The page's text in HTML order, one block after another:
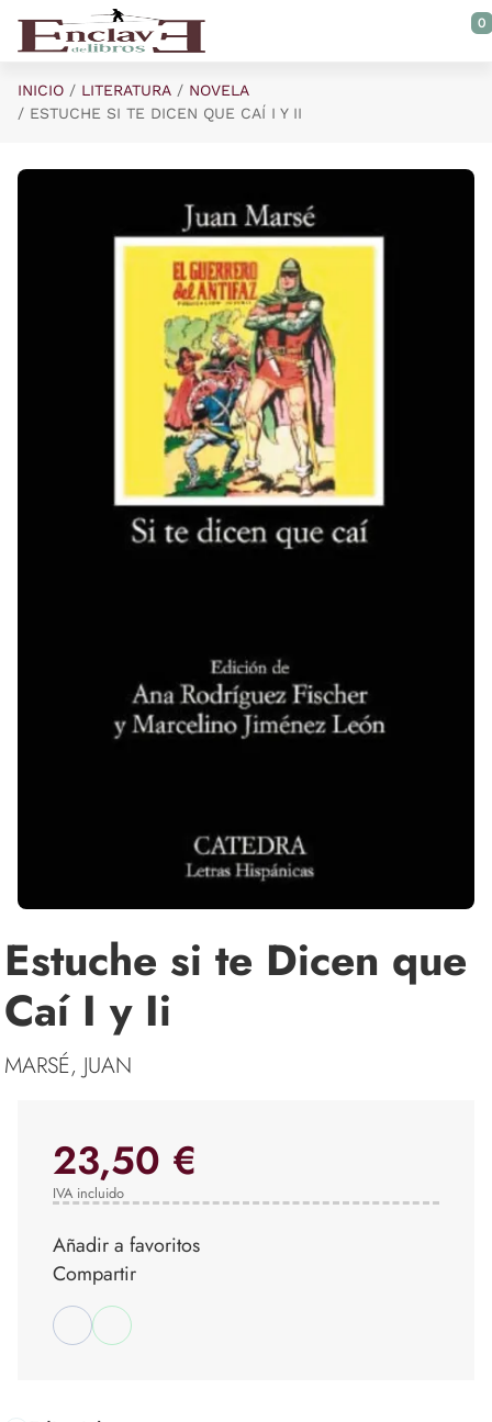
Saltar al contenido principal
0
INICIO LITERATURA
NOVELA
ESTUCHE SI TE DICEN QUE CAÍ I Y II
Estuche si te Dicen que
Caí I y Ii
MARSÉ, JUAN
23,50 €
IVA incluido
Añadir a favoritos
Compartir